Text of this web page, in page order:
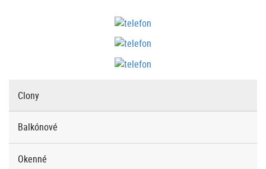
Produkt
menu
Clony
Balkónové
Okenné